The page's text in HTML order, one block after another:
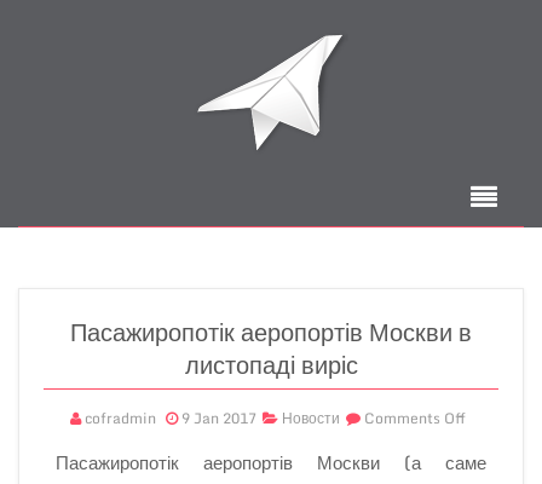
Пасажиропотік аеропортів Москви в
листопаді виріс
cofradmin 9 Jan 2017 Новости Comments Off
Пасажиропотік аеропортів Москви (а саме